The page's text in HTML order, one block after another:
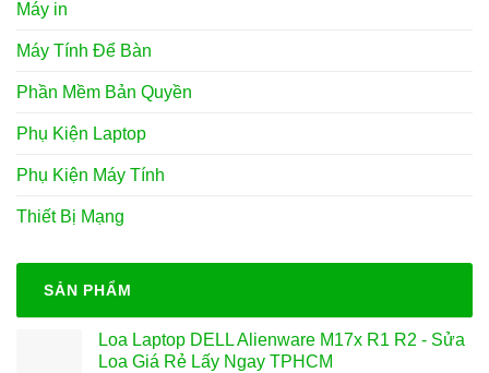
Máy in
Máy Tính Để Bàn
Phần Mềm Bản Quyền
Phụ Kiện Laptop
Phụ Kiện Máy Tính
Thiết Bị Mạng
SẢN PHẨM
Loa Laptop DELL Alienware M17x R1 R2 - Sửa
Loa Giá Rẻ Lấy Ngay TPHCM